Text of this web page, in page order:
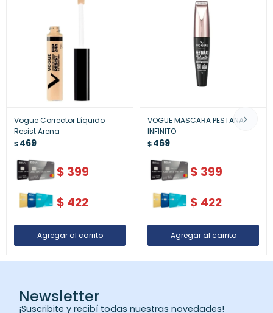
Vogue Corrector Líquido
Resist Arena
$469
$ 399
$ 422
VOGUE MASCARA PESTANA
INFINITO
$469
$ 399
$ 422
Newsletter
¡Suscribite y recibí todas nuestras novedades!